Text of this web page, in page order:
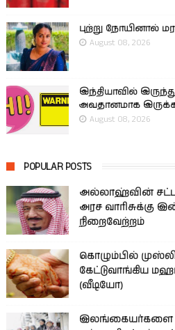
புற்று நோயினால்
August 08, 2026
இந்தியாவில்
அவதானமாக
August 08, 2026
POPULAR POSTS
அல்லாஹ்வின்
அரச
நிறைவேற்றம்
கொழும்பில்
கேட்டுவாங்கிய
(வீடியோ)
இலங்கையர்களை